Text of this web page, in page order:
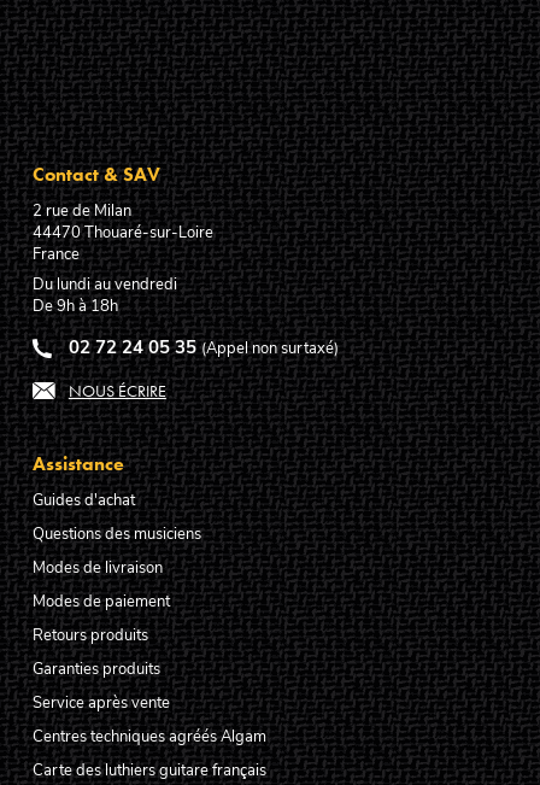
Contact & SAV
2 rue de Milan
44470Thouaré-sur-Loire
France
Du lundi au vendredi
De 9h à 18h
02 72 24 05 35 (Appel non surtaxé)
NOUS ÉCRIRE
Assistance
Guides d'achat
Questions des musiciens
Modes de livraison
Modes de paiement
Retours produits
Garanties produits
Service après vente
Centres techniques agréés Algam
Carte des luthiers guitare français